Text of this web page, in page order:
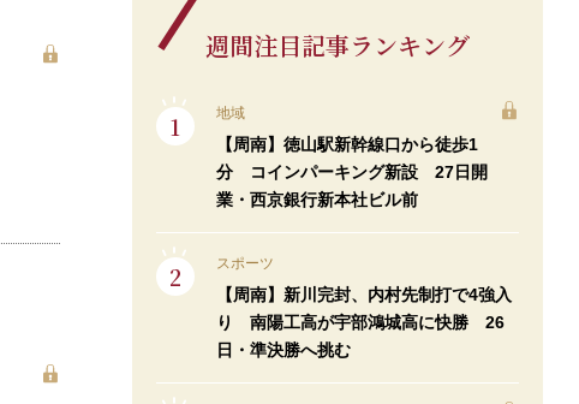
週間注目記事ランキング
地域
【周南】徳山駅新幹線口から徒歩1
分 コインパーキング新設 27日開
業・西京銀行新本社ビル前
スポーツ
【周南】新川完封、内村先制打で4強入
り 南陽工高が宇部鴻城高に快勝 26
日・準決勝へ挑む